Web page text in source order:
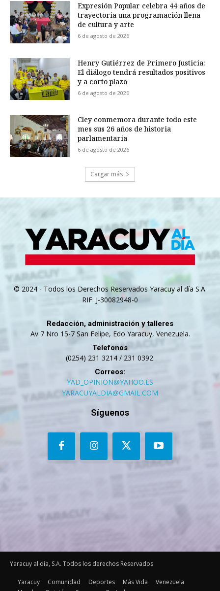
Expresión Popular celebra 44 años de
trayectoria una programación llena
de cultura y arte
6 de agosto de 2026
Henry Gutiérrez de Primero Justicia:
El diálogo tendrá resultados positivos
y a corto plazo
6 de agosto de 2026
Cley conmemora durante todo este
mes sus 26 años de historia
parlamentaria
6 de agosto de 2026
Cargar más
© 2024 - Todos los Derechos Reservados Yaracuy al día S.A.
RIF: J-30082948-0
Redacción, administración y talleres
Av 7 Nro 15-7 San Felipe, Edo Yaracuy, Venezuela.
Telefonos
(0254) 231 3214 / 231 0392.
Correos:
YAD_OPINION@YAHOO.ES
YARACUYALDIA@GMAIL.COM
Síguenos
Yaracuy al día, S.A. Todos los derechos Reservados
Yaracuy Comunidad Deportes Más Vida
Venezuela